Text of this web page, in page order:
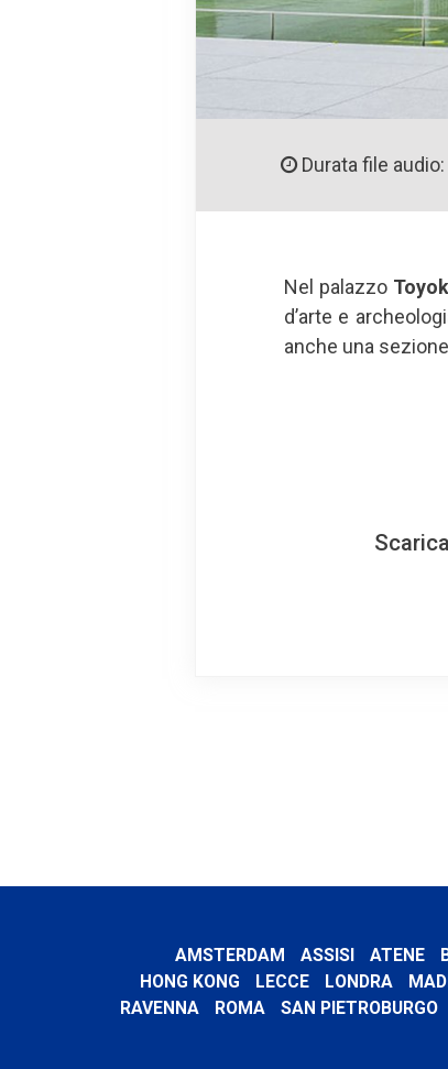
Durata file audio:
Nel palazzo
d’arte e
anche una
AMSTERDAM ASSISI ATENE
HONG KONG
LECCE LONDRA
RAVENNA
ROMA SAN PIETROBURGO